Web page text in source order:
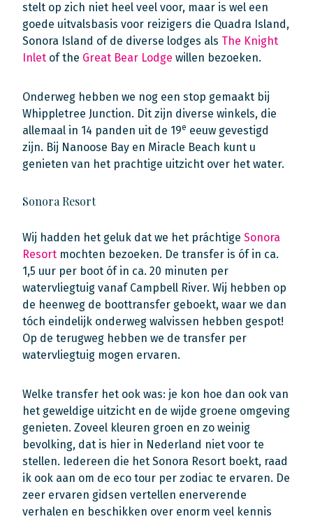
stelt op zich niet heel veel voor, maar is wel een
goede uitvalsbasis voor reizigers die Quadra Island,
Sonora Island of de diverse lodges als The Knight
Inlet of the Great Bear Lodge willen bezoeken.
Onderweg hebben we nog een stop gemaakt bij
Whippletree Junction. Dit zijn diverse winkels, die
allemaal in 14 panden uit de 19e eeuw gevestigd
zijn. Bij Nanoose Bay en Miracle Beach kunt u
genieten van het prachtige uitzicht over het water.
Sonora Resort
Wij hadden het geluk dat we het práchtige Sonora
Resort mochten bezoeken. De transfer is óf in ca.
1,5 uur per boot óf in ca. 20 minuten per
watervliegtuig vanaf Campbell River. Wij hebben op
de heenweg de boottransfer geboekt, waar we dan
tóch eindelijk onderweg walvissen hebben gespot!
Op de terugweg hebben we de transfer per
watervliegtuig mogen ervaren.
Welke transfer het ook was: je kon hoe dan ook van
het geweldige uitzicht en de wijde groene omgeving
genieten. Zoveel kleuren groen en zo weinig
bevolking, dat is hier in Nederland niet voor te
stellen. Iedereen die het Sonora Resort boekt, raad
ik ook aan om de eco tour per zodiac te ervaren. De
zeer ervaren gidsen vertellen enerverende
verhalen en beschikken over enorm veel kennis